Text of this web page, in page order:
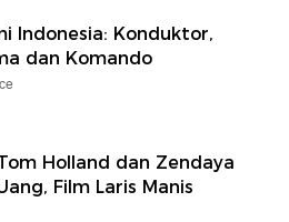
Indonesia: Konduktor,
dan Komando
Holland dan Zendaya
Film Laris Manis